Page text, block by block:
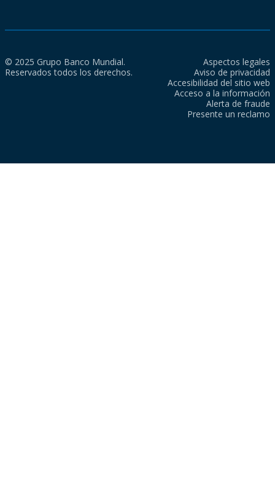
© 2025 Grupo Banco Mundial.
Reservados todos los derechos.
Aspectos legales
Aviso de privacidad
Accesibilidad del sitio web
Acceso a la información
Alerta de fraude
Presente un reclamo